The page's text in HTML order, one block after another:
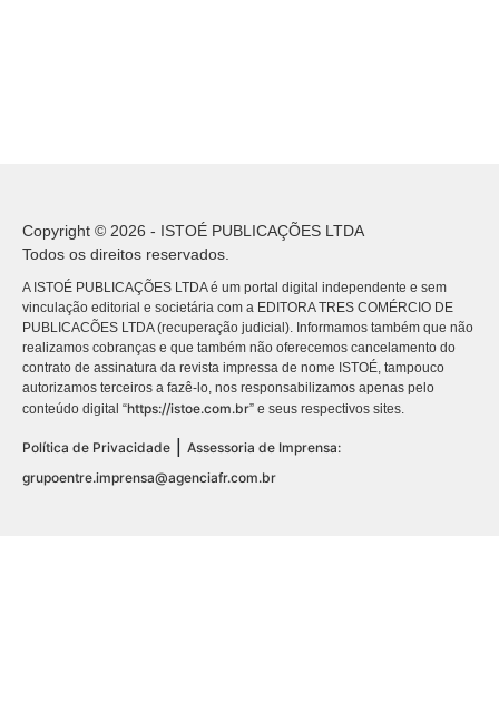
Copyright © 2026 - ISTOÉ PUBLICAÇÕES LTDA
Todos os direitos reservados.
A ISTOÉ PUBLICAÇÕES LTDA é um portal digital independente e sem
vinculação editorial e societária com a EDITORA TRES COMÉRCIO DE
PUBLICACÕES LTDA (recuperação judicial). Informamos também que não
realizamos cobranças e que também não oferecemos cancelamento do
contrato de assinatura da revista impressa de nome ISTOÉ, tampouco
autorizamos terceiros a fazê-lo, nos responsabilizamos apenas pelo
conteúdo digital “https://istoe.com.br” e seus respectivos sites.
Política de Privacidade
Assessoria de Imprensa:
grupoentre.imprensa@agenciafr.com.br